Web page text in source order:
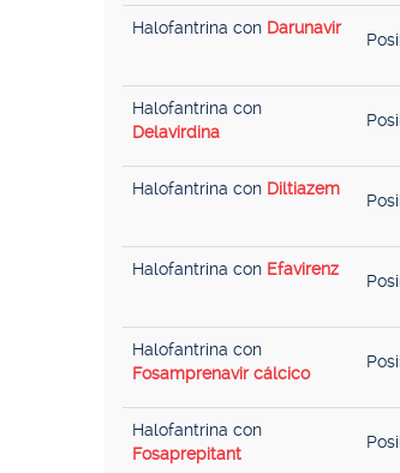
Halofantrina con Darunavir
Halofantrina con
Delavirdina
Halofantrina con Diltiazem
Halofantrina con Efavirenz
Halofantrina con
Fosamprenavir cálcico
Halofantrina con
Fosaprepitant